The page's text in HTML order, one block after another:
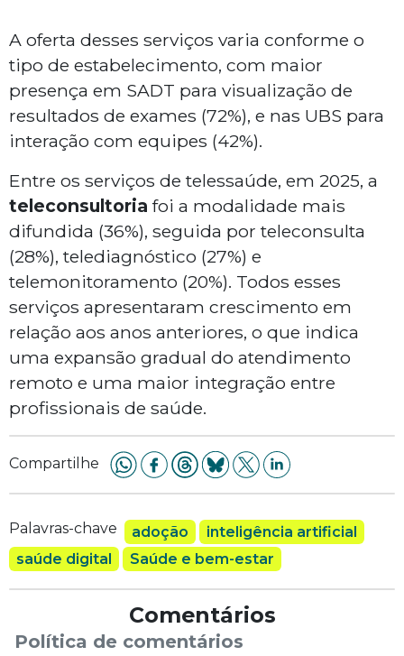
A oferta desses serviços varia conforme o
tipo de estabelecimento, com maior
presença em SADT para visualização de
resultados de exames (72%), e nas UBS para
interação com equipes (42%).
Entre os serviços de telessaúde, em 2025, a
teleconsultoria foi a modalidade mais
difundida (36%), seguida por teleconsulta
(28%), telediagnóstico (27%) e
telemonitoramento (20%). Todos esses
serviços apresentaram crescimento em
relação aos anos anteriores, o que indica
uma expansão gradual do atendimento
remoto e uma maior integração entre
profissionais de saúde.
Compartilhe
Palavras-chave adoção
inteligência artificial
saúde digital
Saúde e bem-estar
Comentários
Política de comentários